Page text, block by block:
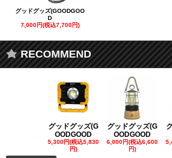
グッドグッズ(GOODGOO
D
7,000円(税込7,700円)
RECOMMEND
グッドグッズ(G
OODGOOD
5,300円(税込5,830
円)
グッドグッズ(G
OODGOOD
6,000円(税込6,600
円)